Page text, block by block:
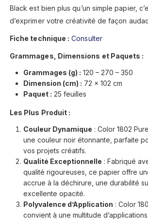
Black est bien plus qu’un simple papier,
d’exprimer votre créativité de façon
Fiche technique : Consulter
Grammages, Dimensions et Paquets :
Grammages (g) : 120 – 270 – 350
Dimension (cm) : 72 x 102 cm
Paquet : 25 feuilles
Les Plus Produit :
Couleur Dynamique : Color 1802
une couleur noir étonnante, parfaite
vos projets créatifs.
Qualité Exceptionnelle : Fabriqué
qualité rigoureuses, ce papier offre
accrue à la déchirure, une durabilité
excellente opacité.
Polyvalence d’Application : Color
convient à une multitude